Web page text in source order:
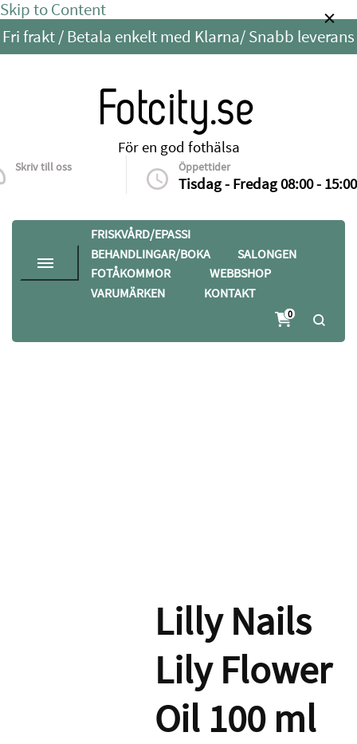
Skip to Content
Fri frakt / Betala enkelt med Klarna/ Snabb leverans
Fotcity.se
För en god fothälsa
Skriv till oss Öppettider
Tisdag - Fredag 08:00 - 15:00
FRISKVÅRD/EPASSI
BEHANDLINGAR/BOKA
SALONGEN
FOTÅKOMMOR
WEBBSHOP
VARUMÄRKEN
KONTAKT
0
Lilly Nails
Lily Flower
Oil 100 ml